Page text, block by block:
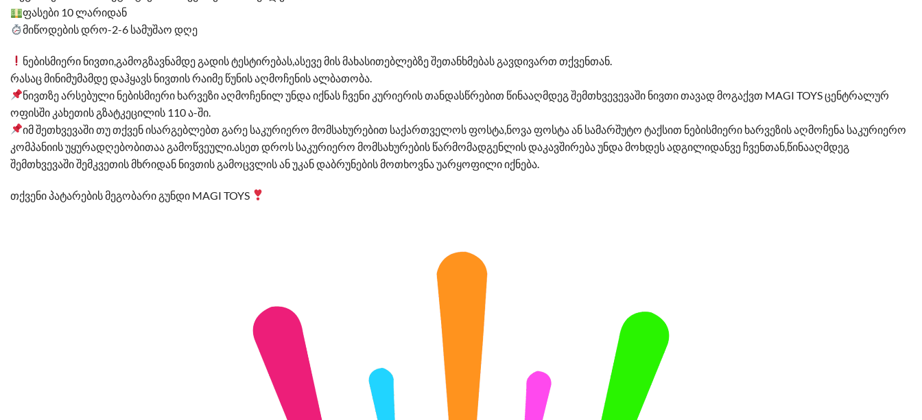
ფასები 10 ლარიდან
მიწოდების დრო-2-6 სამუშაო დღე
ნებისმიერი ნივთი,გამოგზავნამდე გადის ტესტირებას,ასევე მის მახასითებლებზე შეთანხმებას გავდივართ თქვენთან.
რასაც მინიმუმამდე დაჰყავს ნივთის რაიმე წუნის აღმოჩენის ალბათობა.
ნივთზე არსებული ნებისმიერი ხარვეზი აღმოჩენილ უნდა იქნას ჩვენი კურიერის თანდასწრებით წინააღმდეგ შემთხვევევაში ნივთი თავად მოგაქვთ MAGI TOYS ცენტრალურ
ოფისში კახეთის გზატკეცილის 110 ა-ში.
იმ შეთხვევაში თუ თქვენ ისარგებლებთ გარე საკურიერო მომსახურებით საქართველოს ფოსტა,ნოვა ფოსტა ან სამარშუტო ტაქსით ნებისმიერი ხარვეზის აღმოჩენა საკურიერო
კომპანიის უყურადღებობითაა გამოწვეული.ასეთ დროს საკურიერო მომსახურების წარმომადგენლის დაკავშირება უნდა მოხდეს ადგილიდანვე ჩვენთან,წინააღმდეგ
შემთხვევაში შემკვეთის მხრიდან ნივთის გამოცვლის ან უკან დაბრუნების მოთხოვნა უარყოფილი იქნება.
თქვენი პატარების მეგობარი გუნდი MAGI TOYS